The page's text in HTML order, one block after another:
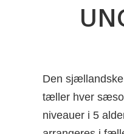
Den
tæller hver
niveauer i 5